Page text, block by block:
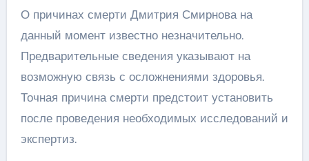
О причинах смерти Дмитрия Смирнова на
данный момент известно незначительно.
Предварительные сведения указывают на
возможную связь с осложнениями здоровья.
Точная причина смерти предстоит установить
после проведения необходимых исследований и
экспертиз.